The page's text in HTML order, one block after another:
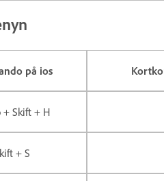
på ios
+ Skift + H
+ S